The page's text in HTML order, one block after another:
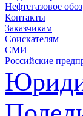
Нефтегазовое
Контакты
Заказчикам
Соискателям
СМИ
Российские